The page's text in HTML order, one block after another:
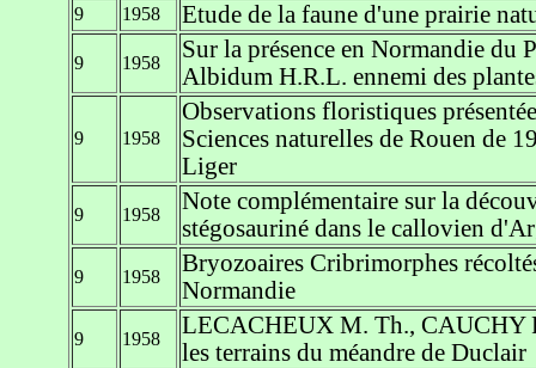
9 1958 Etude de la faune d'une prairie
9 1958
Sur la présence en Normandie du
Albidum H.R.L. ennemi des
9 1958
Observations floristiques
Sciences naturelles de Rouen de
Liger
9 1958
Note complémentaire sur la
stégosauriné dans le callovien
9 1958
Bryozoaires Cribrimorphes
Normandie
9 1958
LECACHEUX M. Th., CAUCHY
les terrains du méandre de Duclair